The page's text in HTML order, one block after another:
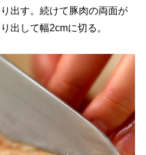
出す。続けて豚肉の両面が
出して幅2cmに切る。